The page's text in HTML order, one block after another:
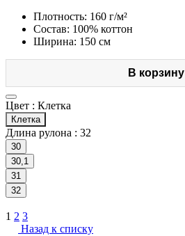
Плотность: 160 г/м²
Состав: 100% коттон
Ширина: 150 см
В корзину
Цвет : Клетка
Клетка
Длина рулона : 32
30
30,1
31
32
1 2 3
Назад к списку